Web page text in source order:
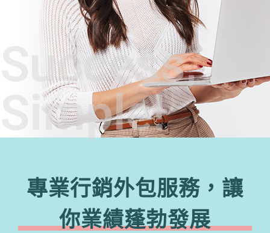
Success,
Simple!
專業行銷外包服務，讓
你業績蓬勃發展